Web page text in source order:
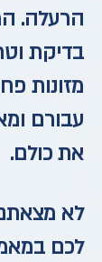
הרעלה.
בדיקת
מזונות
עבורם
את כולם.
לא
לכם